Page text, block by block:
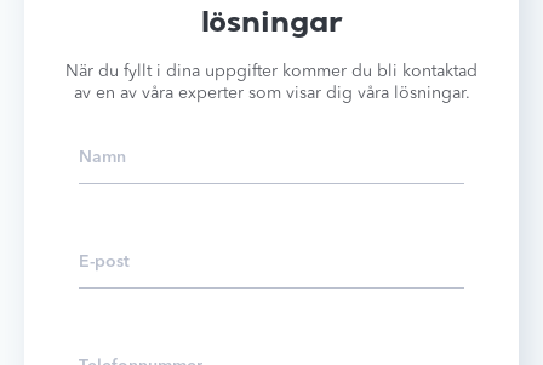
lösningar
När du fyllt i dina uppgifter kommer du bli kontaktad
av en av våra experter som visar dig våra lösningar.